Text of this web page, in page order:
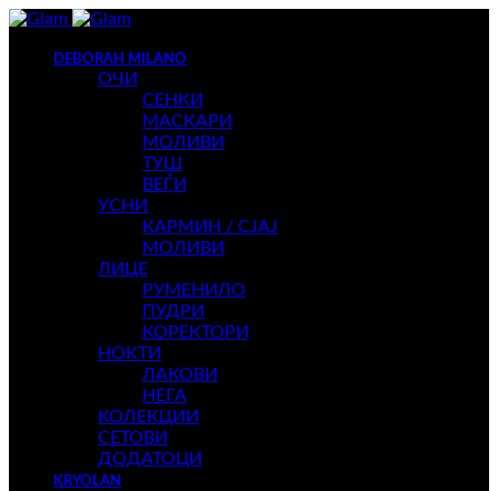
DEBORAH MILANO
ОЧИ
СЕНКИ
МАСКАРИ
МОЛИВИ
ТУШ
ВЕЃИ
УСНИ
КАРМИН / СЈАЈ
МОЛИВИ
ЛИЦЕ
РУМЕНИЛО
ПУДРИ
КОРЕКТОРИ
НОКТИ
ЛАКОВИ
НЕГА
КОЛЕКЦИИ
СЕТОВИ
ДОДАТОЦИ
KRYOLAN